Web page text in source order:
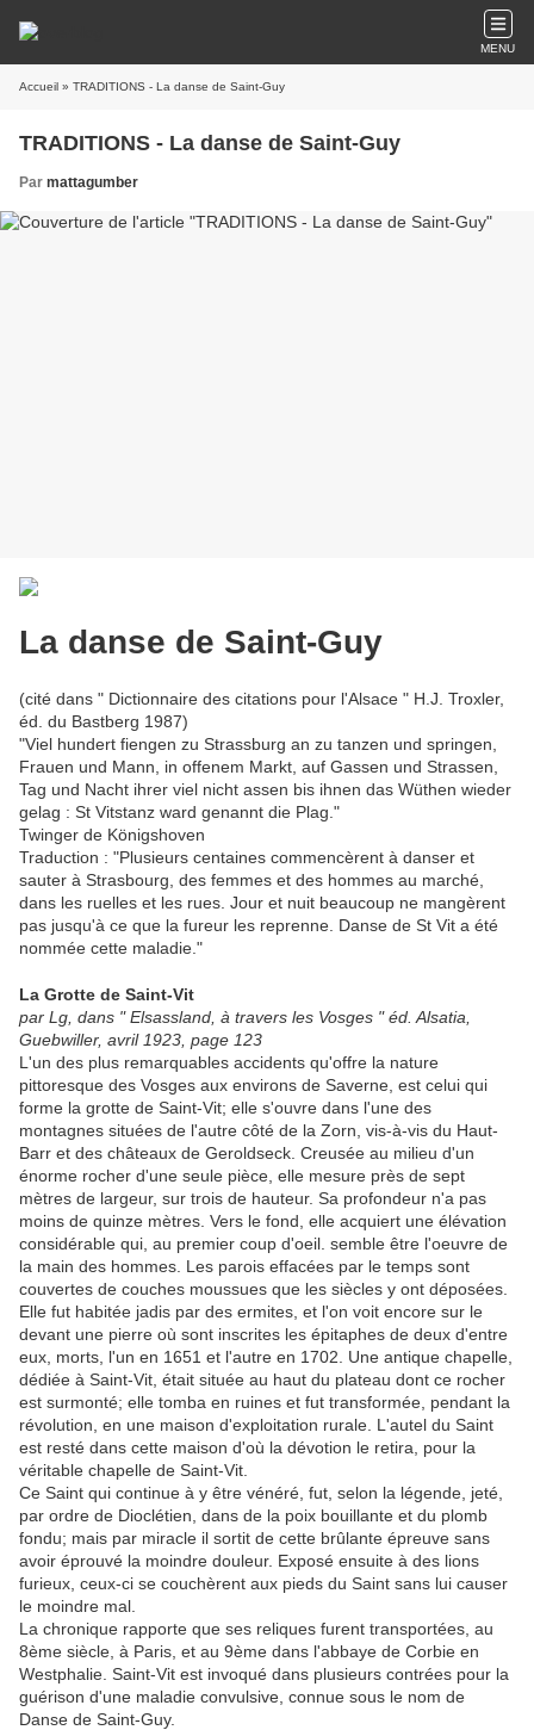
MENU
Accueil » TRADITIONS - La danse de Saint-Guy
TRADITIONS - La danse de Saint-Guy
Par mattagumber
La danse de Saint-Guy
(cité dans " Dictionnaire des citations pour l'Alsace " H.J. Troxler,
éd. du Bastberg 1987)
"Viel hundert fiengen zu Strassburg an zu tanzen und springen,
Frauen und Mann, in offenem Markt, auf Gassen und Strassen,
Tag und Nacht ihrer viel nicht assen bis ihnen das Wüthen wieder
gelag : St Vitstanz ward genannt die Plag."
Twinger de Königshoven
Traduction : "Plusieurs centaines commencèrent à danser et
sauter à Strasbourg, des femmes et des hommes au marché,
dans les ruelles et les rues. Jour et nuit beaucoup ne mangèrent
pas jusqu'à ce que la fureur les reprenne. Danse de St Vit a été
nommée cette maladie."
La Grotte de Saint-Vit
par Lg, dans " Elsassland, à travers les Vosges " éd. Alsatia,
Guebwiller, avril 1923, page 123
L'un des plus remarquables accidents qu'offre la nature
pittoresque des Vosges aux environs de Saverne, est celui qui
forme la grotte de Saint-Vit; elle s'ouvre dans l'une des
montagnes situées de l'autre côté de la Zorn, vis-à-vis du Haut-
Barr et des châteaux de Geroldseck. Creusée au milieu d'un
énorme rocher d'une seule pièce, elle mesure près de sept
mètres de largeur, sur trois de hauteur. Sa profondeur n'a pas
moins de quinze mètres. Vers le fond, elle acquiert une élévation
considérable qui, au premier coup d'oeil. semble être l'oeuvre de
la main des hommes. Les parois effacées par le temps sont
couvertes de couches moussues que les siècles y ont déposées.
Elle fut habitée jadis par des ermites, et l'on voit encore sur le
devant une pierre où sont inscrites les épitaphes de deux d'entre
eux, morts, l'un en 1651 et l'autre en 1702. Une antique chapelle,
dédiée à Saint-Vit, était située au haut du plateau dont ce rocher
est surmonté; elle tomba en ruines et fut transformée, pendant la
révolution, en une maison d'exploitation rurale. L'autel du Saint
est resté dans cette maison d'où la dévotion le retira, pour la
véritable chapelle de Saint-Vit.
Ce Saint qui continue à y être vénéré, fut, selon la légende, jeté,
par ordre de Dioclétien, dans de la poix bouillante et du plomb
fondu; mais par miracle il sortit de cette brûlante épreuve sans
avoir éprouvé la moindre douleur. Exposé ensuite à des lions
furieux, ceux-ci se couchèrent aux pieds du Saint sans lui causer
le moindre mal.
La chronique rapporte que ses reliques furent transportées, au
8ème siècle, à Paris, et au 9ème dans l'abbaye de Corbie en
Westphalie. Saint-Vit est invoqué dans plusieurs contrées pour la
guérison d'une maladie convulsive, connue sous le nom de
Danse de Saint-Guy.